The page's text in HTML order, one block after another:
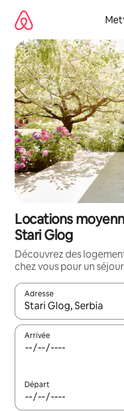
directement
contenu
Locations
Stari Glog
Découvrez des
chez vous pour un
Adresse
Lorsque les résultats
Arrivée
Départ